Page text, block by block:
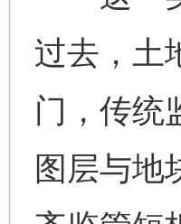
过去，土
门，传统
图层与地
这是一记警